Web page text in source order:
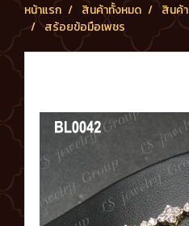
หน้าแรก สินค้าทั้งหมด สินค้า
สร้อยข้อมือเพชร